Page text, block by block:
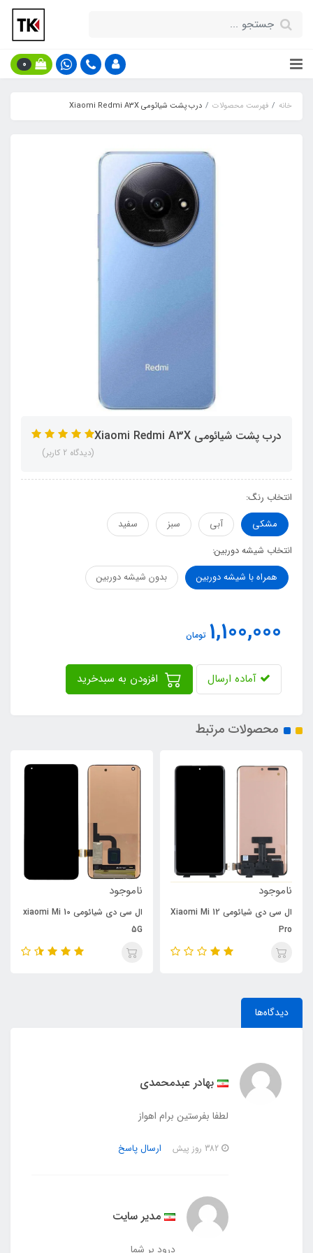
0
خانه فهرست محصولات درب پشت شیائومی Xiaomi Redmi A3X
درب پشت شیائومی Xiaomi Redmi A3X
(دیدگاه 2 کاربر)
انتخاب رنگ:
مشکی
آبی سبز
سفید
انتخاب شیشه دوربین:
همراه با شیشه دوربین
بدون شیشه دوربین
1,100,000 تومان
آماده ارسال
محصولات مرتبط
ناموجود
ال سی دی شیائومی Xiaomi Mi 12
Pro
ناموجود
ال سی دی شیائومی xiaomi Mi 10
5G
دیدگاه‌ها
بهادر عبدمحمدی
لطفا بفرستین برام اهواز
ارسال پاسخ
مدیر سایت
درود بر شما